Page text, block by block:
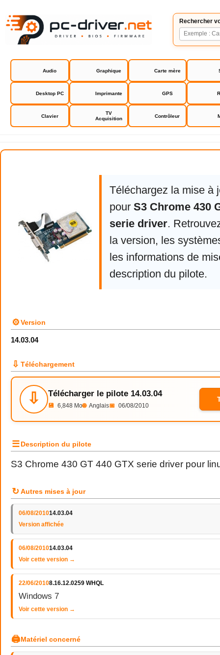
Rechercher
Audio Graphique Carte mère
Desktop PC Imprimante GPS
Clavier
TV
Acquisition
Contrôleur
S3 Chrome 430 GT 440 GTX
Téléchargez la mise à
pour S3 Chrome 430
serie driver.
la version, les
les informations de
description du pilote.
⚙Version
14.03.04
⇩ Téléchargement
⇩ Télécharger le pilote 14.03.04
💾 6,848 Mo🌐 Anglais📅 06/08/2010
☰Description du pilote
S3 Chrome 430 GT 440 GTX serie driver pour
↻ Autres mises à jour
06/08/201014.03.04
Version affichée
06/08/201014.03.04
Voir cette version →
22/06/20108.16.12.0259 WHQL
Windows 7
Voir cette version →
🖨Matériel concerné